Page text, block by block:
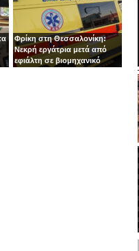
Φρίκη στη Θεσσαλονίκη:
Νεκρή εργάτρια μετά από
εφιάλτη σε βιομηχανικό